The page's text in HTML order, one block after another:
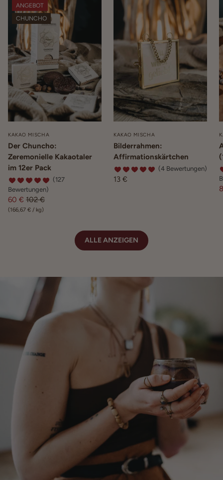
ANGEBOT
CHUNCHO
KAKAO MISCHA
Der Chuncho:
Zeremonielle Kakaotaler
im 12er Pack
(127
Bewertungen)
60 € 102 €
(166,67 € / kg)
KAKAO MISCHA
Bilderrahmen:
Affirmationskärtchen
(4 Bewertungen)
13 €
ALLE ANZEIGEN